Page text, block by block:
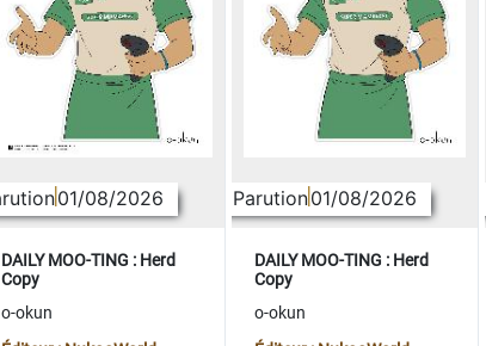
01/08/2026
DAILY MOO-TING : Herd
Copy
o-okun
Parution01/08/2026
DAILY MOO-TING : Herd
Copy
o-okun